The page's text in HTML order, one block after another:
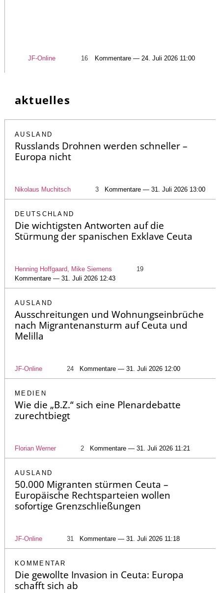
JF-Online 16 Kommentare — 24. Juli 2026 11:00
aktuelles
AUSLAND
Russlands Drohnen werden schneller –
Europa nicht
Nikolaus Muchitsch 3 Kommentare — 31. Juli 2026 13:00
DEUTSCHLAND
Die wichtigsten Antworten auf die
Stürmung der spanischen Exklave Ceuta
Henning Hoffgaard, Mike Siemens
19
Kommentare — 31. Juli 2026 12:43
AUSLAND
Ausschreitungen und Wohnungseinbrüche
nach Migrantenansturm auf Ceuta und
Melilla
JF-Online 24 Kommentare — 31. Juli 2026 12:00
MEDIEN
Wie die „B.Z.“ sich eine Plenardebatte
zurechtbiegt
Florian Werner 2 Kommentare — 31. Juli 2026 11:21
AUSLAND
50.000 Migranten stürmen Ceuta –
Europäische Rechtsparteien wollen
sofortige Grenzschließungen
JF-Online 31 Kommentare — 31. Juli 2026 11:18
KOMMENTAR
Die gewollte Invasion in Ceuta: Europa
schafft sich ab